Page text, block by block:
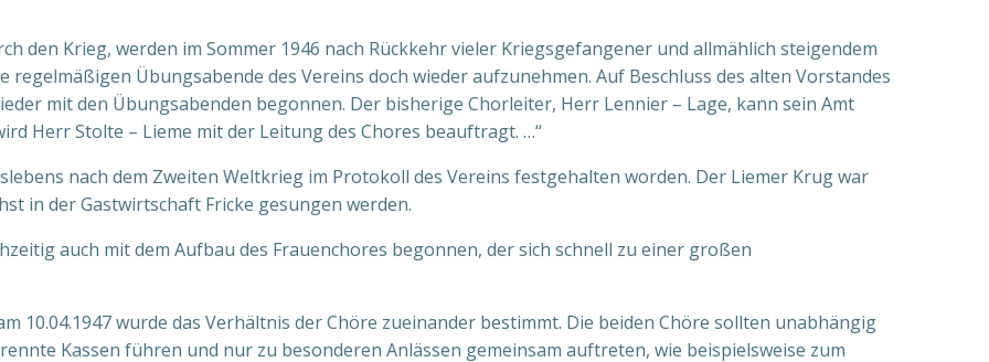
den Krieg, werden im Sommer 1946 nach Rückkehr vieler Kriegsgefangener und allmählich steigendem
regelmäßigen Übungsabende des Vereins doch wieder aufzunehmen. Auf Beschluss des alten Vorstandes
mit den Übungsabenden begonnen. Der bisherige Chorleiter, Herr Lennier – Lage, kann sein Amt
Herr Stolte – Lieme mit der Leitung des Chores beauftragt. …“
nach dem Zweiten Weltkrieg im Protokoll des Vereins festgehalten worden. Der Liemer Krug war
in der Gastwirtschaft Fricke gesungen werden.
auch mit dem Aufbau des Frauenchores begonnen, der sich schnell zu einer großen
10.04.1947 wurde das Verhältnis der Chöre zueinander bestimmt. Die beiden Chöre sollten unabhängig
Kassen führen und nur zu besonderen Anlässen gemeinsam auftreten, wie beispielsweise zum